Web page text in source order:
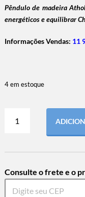
Pêndulo de madeira
energéticos e equilibrar
Informações Vendas: 11
4 em estoque
Consulte o frete e o